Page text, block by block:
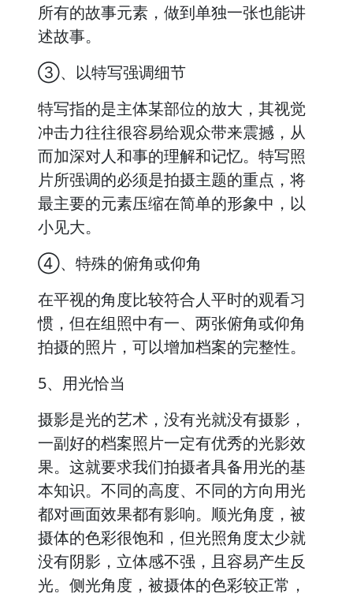
所有的故事元素，做到单独一张也能讲
述故事。
③、以特写强调细节
特写指的是主体某部位的放大，其视觉
冲击力往往很容易给观众带来震撼，从
而加深对人和事的理解和记忆。特写照
片所强调的必须是拍摄主题的重点，将
最主要的元素压缩在简单的形象中，以
小见大。
④、特殊的俯角或仰角
在平视的角度比较符合人平时的观看习
惯，但在组照中有一、两张俯角或仰角
拍摄的照片，可以增加档案的完整性。
5、用光恰当
摄影是光的艺术，没有光就没有摄影，
一副好的档案照片一定有优秀的光影效
果。这就要求我们拍摄者具备用光的基
本知识。不同的高度、不同的方向用光
都对画面效果都有影响。顺光角度，被
摄体的色彩很饱和，但光照角度太少就
没有阴影，立体感不强，且容易产生反
光。侧光角度，被摄体的色彩较正常，